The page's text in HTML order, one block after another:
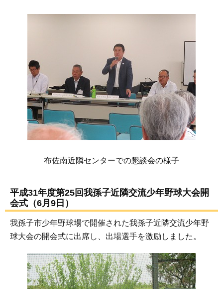
布佐南近隣センターでの懇談会の様子
平成31年度第25回我孫子近隣交流少年野球大会開
会式（6月9日）
我孫子市少年野球場で開催された我孫子近隣交流少年野
球大会の開会式に出席し、出場選手を激励しました。